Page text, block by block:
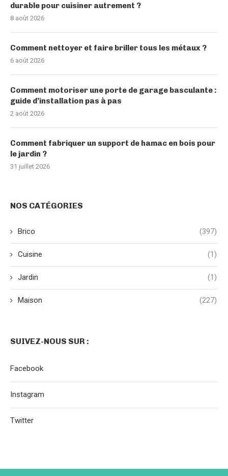
durable pour cuisiner autrement ?
8 août 2026
Comment nettoyer et faire briller tous les métaux ?
6 août 2026
Comment motoriser une porte de garage basculante :
guide d’installation pas à pas
2 août 2026
Comment fabriquer un support de hamac en bois pour
le jardin ?
31 juillet 2026
NOS CATÉGORIES
Brico (397)
Cuisine (1)
Jardin (1)
Maison (227)
SUIVEZ-NOUS SUR :
Facebook
Instagram
Twitter